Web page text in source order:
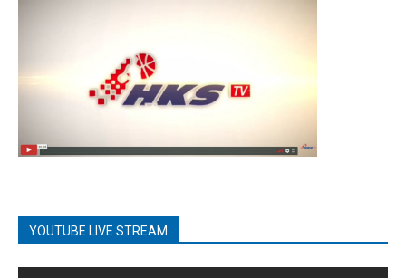
YOUTUBE LIVE STREAM